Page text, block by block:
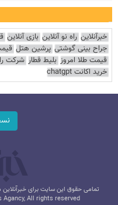
خبرآنلاین راه نو آنلاین بازی آنلاین
جراح بینی گوشتی پرشین هتل
قیمت طلا امروز بلیط قطار شرکت
خرید اکانت chatgpt
تمامی حقوق این سایت برای
All rights reserved